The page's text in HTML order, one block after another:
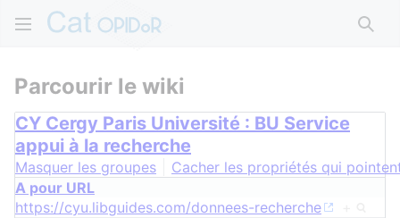
Parcourir le wiki
CY Cergy Paris Université : BU Service
appui à la recherche
Masquer les groupes
Cacher les propriétés qui
A pour URL
https://cyu.libguides.com/donnees-recherche